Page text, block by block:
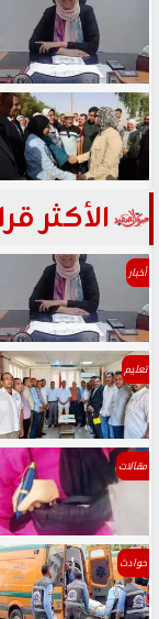
الأكثر
أخبار
تعليم
مقالات
حوادث